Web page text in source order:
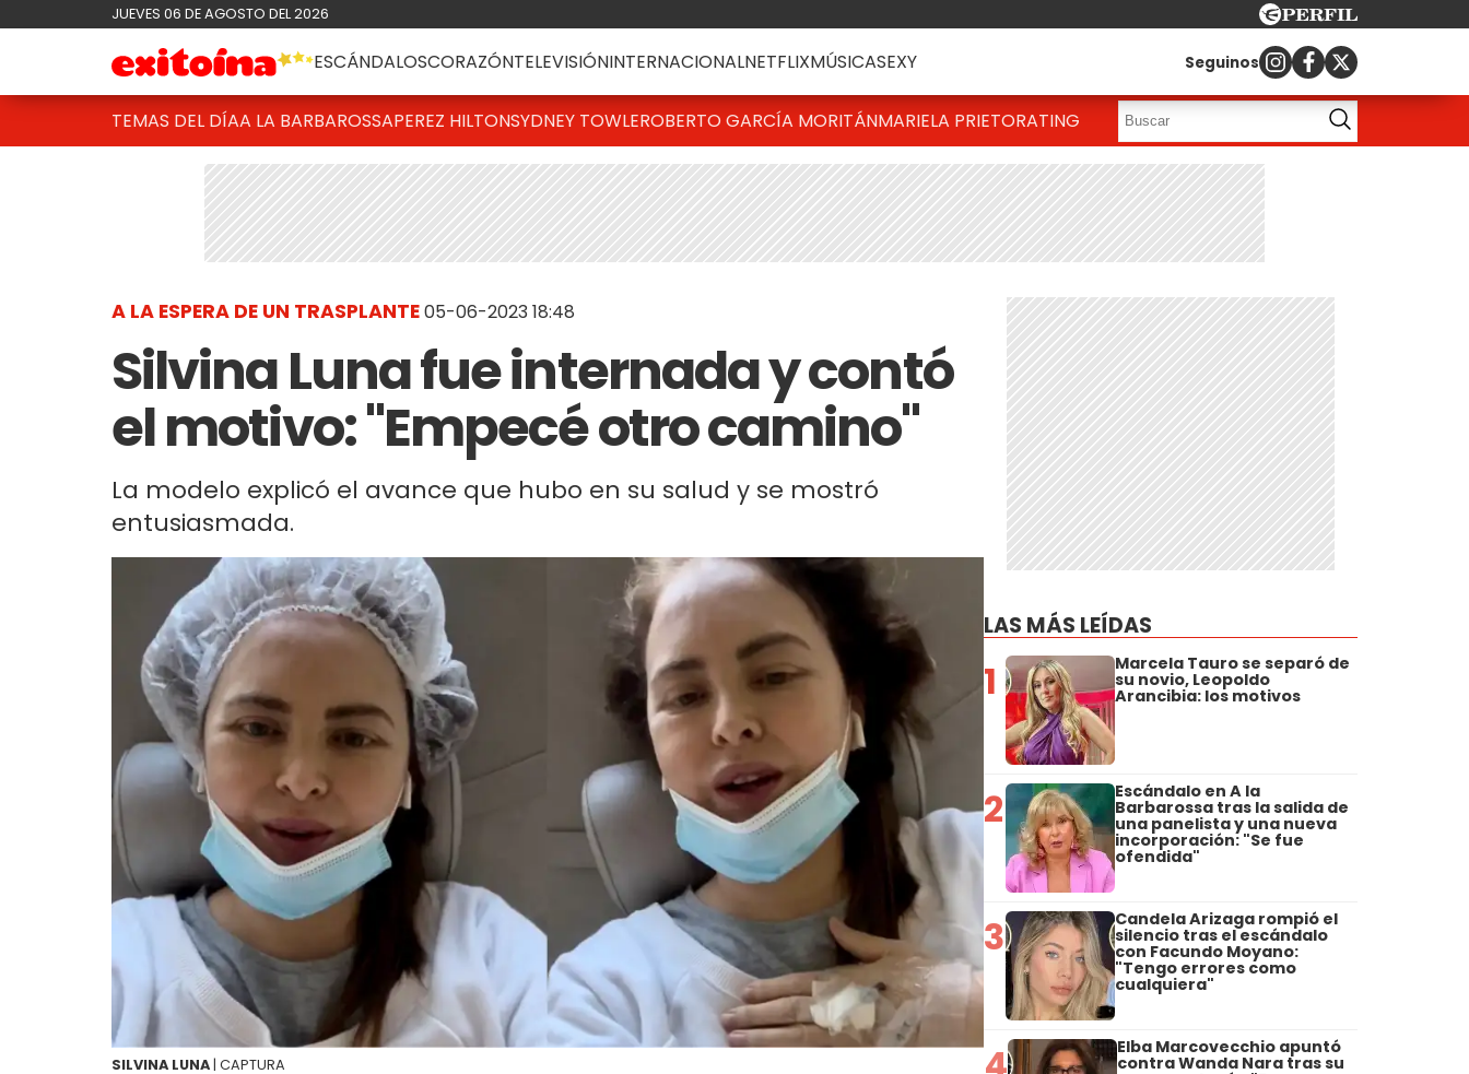
JUEVES 06 DE AGOSTO DEL 2026
ESCÁNDALOSCORAZÓNTELEVISIÓNINTERNACIONALNETFLIXMÚSICASEXY Seguinos
TEMAS DEL DÍAA LA BARBAROSSAPEREZ HILTONSYDNEY TOWLEROBERTO GARCÍA MORITÁNMARIELA PRIETORATING
A LA ESPERA DE UN TRASPLANTE05-06-2023 18:48
Silvina Luna fue internada y contó
el motivo: "Empecé otro camino"
La modelo explicó el avance que hubo en su salud y se mostró
entusiasmada.
SILVINA LUNA | CAPTURA
LAS MÁS LEÍDAS
1 Marcela Tauro se separó de
su novio, Leopoldo
Arancibia: los motivos
2 Escándalo en A la
Barbarossa tras la salida de
una panelista y una nueva
incorporación: "Se fue
ofendida"
3 Candela Arizaga rompió el
silencio tras el escándalo
con Facundo Moyano:
"Tengo errores como
cualquiera"
Elba Marcovecchio apuntó
contra Wanda Nara tras su